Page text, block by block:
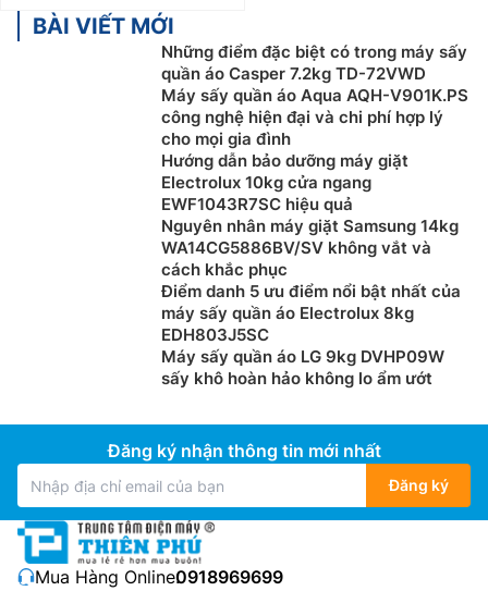
BÀI VIẾT MỚI
Những điểm đặc biệt có trong máy sấy
quần áo Casper 7.2kg TD-72VWD
Máy sấy quần áo Aqua AQH-V901K.PS
công nghệ hiện đại và chi phí hợp lý
cho mọi gia đình
Hướng dẫn bảo dưỡng máy giặt
Electrolux 10kg cửa ngang
EWF1043R7SC hiệu quả
Nguyên nhân máy giặt Samsung 14kg
WA14CG5886BV/SV không vắt và
cách khắc phục
Điểm danh 5 ưu điểm nổi bật nhất của
máy sấy quần áo Electrolux 8kg
EDH803J5SC
Máy sấy quần áo LG 9kg DVHP09W
sấy khô hoàn hảo không lo ẩm ướt
Đăng ký nhận thông tin mới nhất
Đăng ký
Mua Hàng Online:0918969699